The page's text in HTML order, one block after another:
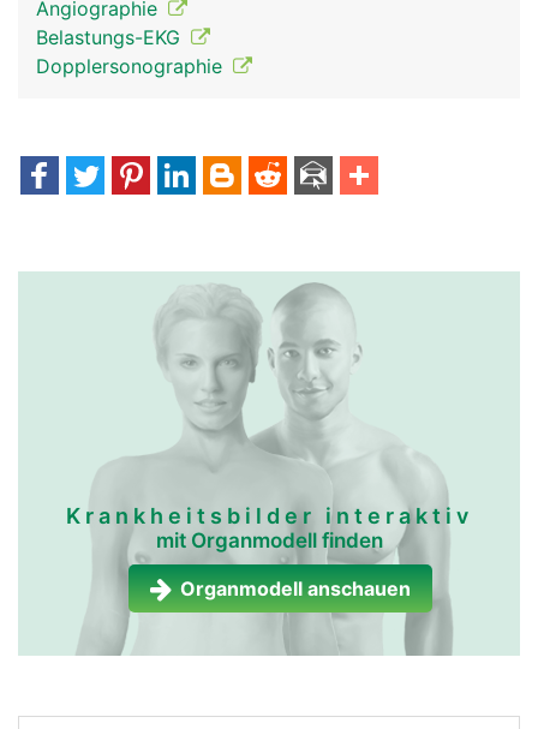
Angiographie
Belastungs-EKG
Dopplersonographie
Krankheitsbilder interaktiv
mit Organmodell finden
Organmodell anschauen